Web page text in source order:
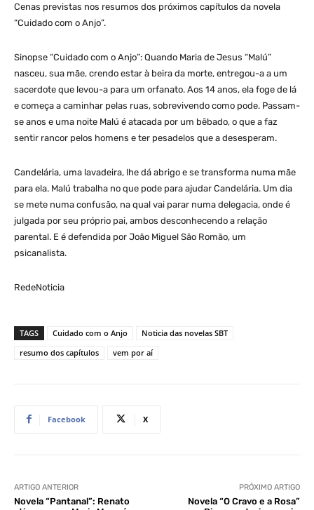
Cenas previstas nos resumos dos próximos capítulos da novela
“Cuidado com o Anjo”.
Sinopse “Cuidado com o Anjo”: Quando Maria de Jesus “Malú”
nasceu, sua mãe, crendo estar à beira da morte, entregou-a a um
sacerdote que levou-a para um orfanato. Aos 14 anos, ela foge de lá
e começa a caminhar pelas ruas, sobrevivendo como pode. Passam-
se anos e uma noite Malú é atacada por um bêbado, o que a faz
sentir rancor pelos homens e ter pesadelos que a desesperam.
Candelária, uma lavadeira, lhe dá abrigo e se transforma numa mãe
para ela. Malú trabalha no que pode para ajudar Candelária. Um dia
se mete numa confusão, na qual vai parar numa delegacia, onde é
julgada por seu próprio pai, ambos desconhecendo a relação
parental. E é defendida por João Miguel São Romão, um
psicanalista.
RedeNoticia
TAGS Cuidado com o Anjo
Noticia das novelas SBT
resumo dos capítulos
vem por aí
Facebook X
ARTIGO ANTERIOR
Novela “Pantanal”: Renato
PRÓXIMO ARTIGO
Novela “O Cravo e a Rosa”